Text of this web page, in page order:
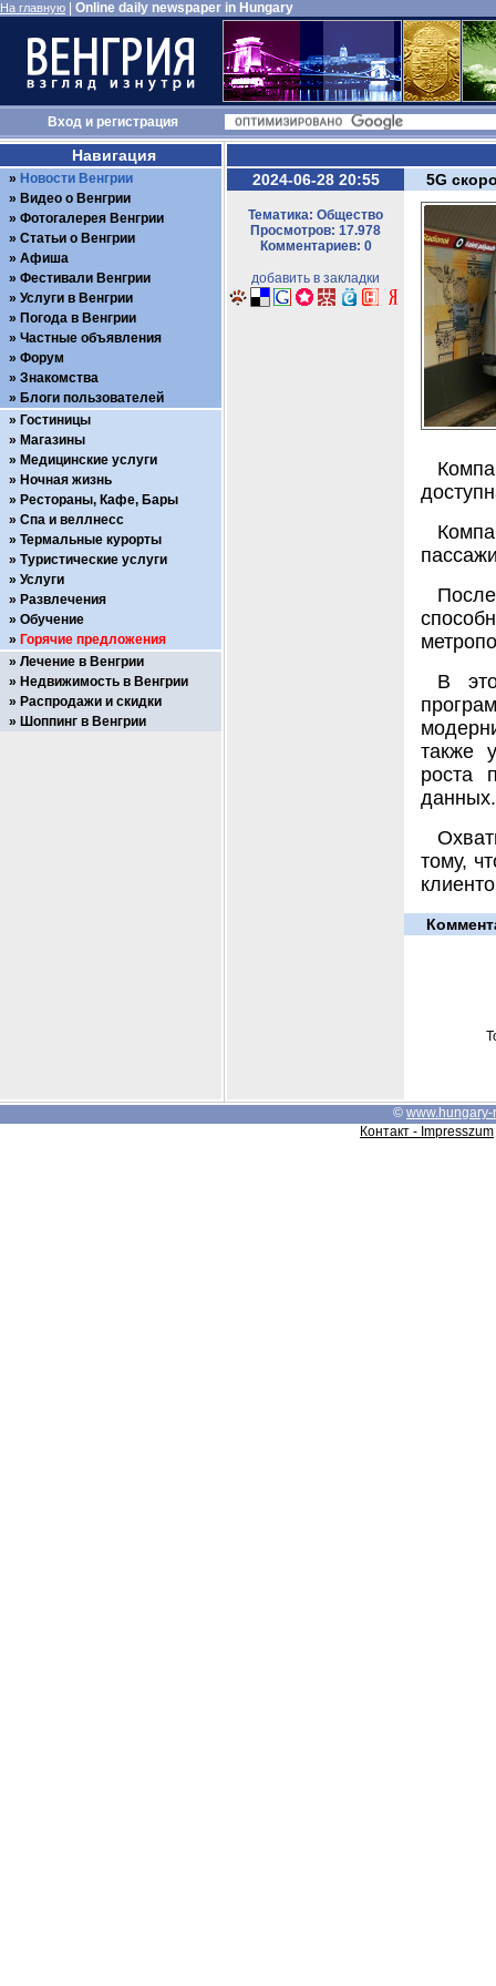
На главную Online daily newspaper in Hungary
Входи регистрация
2024-06-28 20:55
Тематика: Общество
Просмотров: 17.978
Комментариев: 0
добавить в закладки
5G
В
также
роста
данных.
тому,
Навигация
Новости Венгрии
Видео о Венгрии
Фотогалерея Венгрии
Статьи о Венгрии
Афиша
Фестивали Венгрии
Услуги в Венгрии
Погода в Венгрии
Частные объявления
Форум
Знакомства
Блоги пользователей
Гостиницы
Магазины
Медицинские услуги
Ночная жизнь
Рестораны, Кафе, Бары
Спа и веллнесс
Термальные курорты
Туристические услуги
Услуги
Развлечения
Обучение
Горячие предложения
Лечение в Венгрии
Недвижимость в Венгрии
Распродажи и скидки
Шоппинг в Венгрии
© www.hungary-
Контакт - Impresszum